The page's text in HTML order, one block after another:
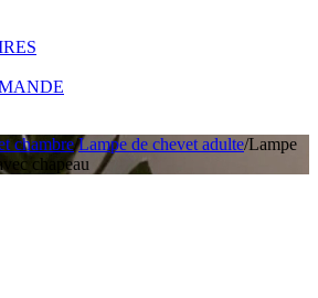
chambre/Lampe de chevet adulte/Lampe
chapeau